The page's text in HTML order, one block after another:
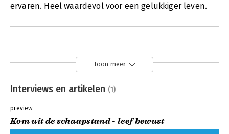
ervaren. Heel waardevol voor een gelukkiger leven.
Toon meer
Interviews en artikelen (1)
preview
Kom uit de schaapstand - leef bewust